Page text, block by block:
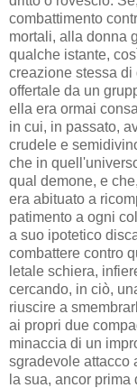
combattimento
mortali, alla donna
qualche istante,
creazione stessa di
offertale da un
ella era ormai
in cui, in passato,
crudele e
che in
qual demone, e
era abituato a
patimento a ogni
a suo ipotetico
combattere contro
letale schiera,
cercando, in ciò,
riuscire a
ai propri due
minaccia di un
sgradevole attacco
la sua, ancor